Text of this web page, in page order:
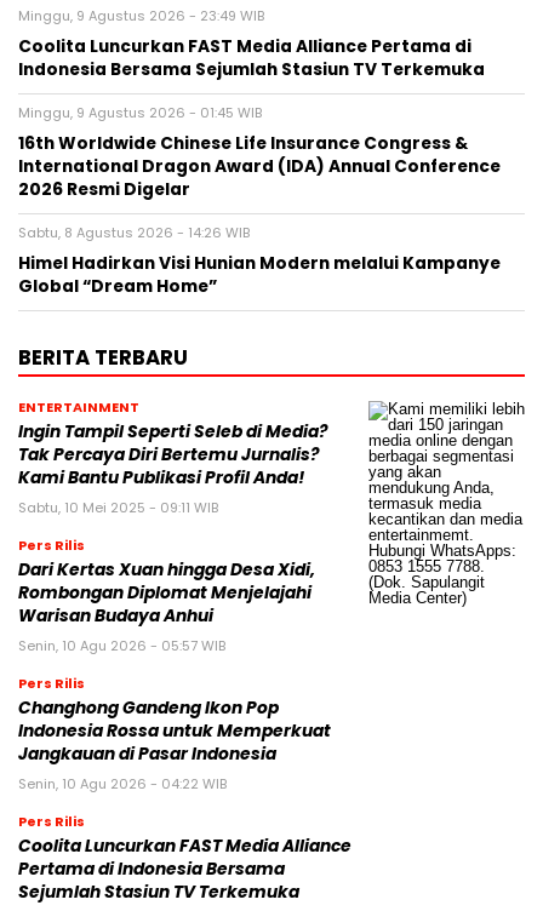
Minggu, 9 Agustus 2026 - 23:49 WIB
Coolita Luncurkan FAST Media Alliance Pertama di
Indonesia Bersama Sejumlah Stasiun TV Terkemuka
Minggu, 9 Agustus 2026 - 01:45 WIB
16th Worldwide Chinese Life Insurance Congress &
International Dragon Award (IDA) Annual Conference
2026 Resmi Digelar
Sabtu, 8 Agustus 2026 - 14:26 WIB
Himel Hadirkan Visi Hunian Modern melalui Kampanye
Global “Dream Home”
BERITA TERBARU
ENTERTAINMENT
Ingin Tampil Seperti Seleb di Media?
Tak Percaya Diri Bertemu Jurnalis?
Kami Bantu Publikasi Profil Anda!
Sabtu, 10 Mei 2025 - 09:11 WIB
Pers Rilis
Dari Kertas Xuan hingga Desa Xidi,
Rombongan Diplomat Menjelajahi
Warisan Budaya Anhui
Senin, 10 Agu 2026 - 05:57 WIB
Pers Rilis
Changhong Gandeng Ikon Pop
Indonesia Rossa untuk Memperkuat
Jangkauan di Pasar Indonesia
Senin, 10 Agu 2026 - 04:22 WIB
Pers Rilis
Coolita Luncurkan FAST Media Alliance
Pertama di Indonesia Bersama
Sejumlah Stasiun TV Terkemuka